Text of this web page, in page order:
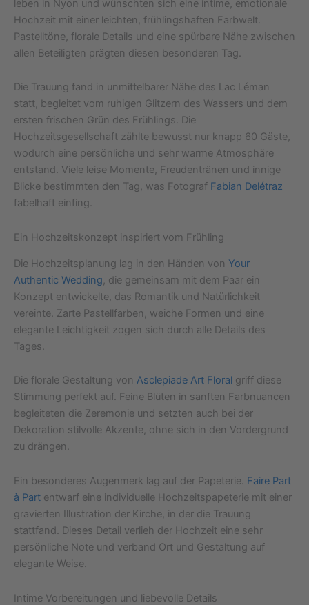
leben in Nyon und wünschten sich eine intime, emotionale
Hochzeit mit einer leichten, frühlingshaften Farbwelt.
Pastelltöne, florale Details und eine spürbare Nähe zwischen
allen Beteiligten prägten diesen besonderen Tag.
Die Trauung fand in unmittelbarer Nähe des Lac Léman
statt, begleitet vom ruhigen Glitzern des Wassers und dem
ersten frischen Grün des Frühlings. Die
Hochzeitsgesellschaft zählte bewusst nur knapp 60 Gäste,
wodurch eine persönliche und sehr warme Atmosphäre
entstand. Viele leise Momente, Freudentränen und innige
Blicke bestimmten den Tag, was Fotograf Fabian Delétraz
fabelhaft einfing.
Ein Hochzeitskonzept inspiriert vom Frühling
Die Hochzeitsplanung lag in den Händen von Your
Authentic Wedding, die gemeinsam mit dem Paar ein
Konzept entwickelte, das Romantik und Natürlichkeit
vereinte. Zarte Pastellfarben, weiche Formen und eine
elegante Leichtigkeit zogen sich durch alle Details des
Tages.
Die florale Gestaltung von Asclepiade Art Floral griff diese
Stimmung perfekt auf. Feine Blüten in sanften Farbnuancen
begleiteten die Zeremonie und setzten auch bei der
Dekoration stilvolle Akzente, ohne sich in den Vordergrund
zu drängen.
Ein besonderes Augenmerk lag auf der Papeterie. Faire Part
à Part entwarf eine individuelle Hochzeitspapeterie mit einer
gravierten Illustration der Kirche, in der die Trauung
stattfand. Dieses Detail verlieh der Hochzeit eine sehr
persönliche Note und verband Ort und Gestaltung auf
elegante Weise.
Intime Vorbereitungen und liebevolle Details